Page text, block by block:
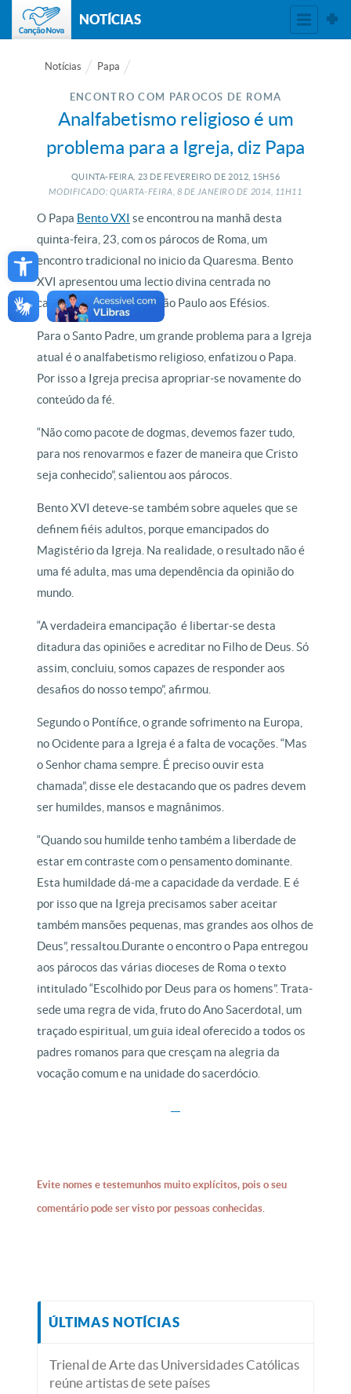
Open toolbar
NOTÍCIAS
Notícias Papa
ENCONTRO COM PÁROCOS DE ROMA
Analfabetismo religioso é um
problema para a Igreja, diz Papa
QUINTA-FEIRA, 23 DE FEVEREIRO DE 2012, 15H56
MODIFICADO: QUARTA-FEIRA, 8 DEJANEIRO DE 2014, 11H11
O Papa Bento VXI se encontrou na manhã desta
quinta-feira, 23, com os párocos de Roma, um
encontro tradicional no inicio da Quaresma. Bento
XVI apresentou uma lectio divina centrada no
capitulo IV da Carta de São Paulo aos Efésios.
Para o Santo Padre, um grande problema para a Igreja
atual é o analfabetismo religioso, enfatizou o Papa.
Por isso a Igreja precisa apropriar-se novamente do
conteúdo da fé.
“Não como pacote de dogmas, devemos fazer tudo,
para nos renovarmos e fazer de maneira que Cristo
seja conhecido”, salientou aos párocos.
Bento XVI deteve-se também sobre aqueles que se
definem fiéis adultos, porque emancipados do
Magistério da Igreja. Na realidade, o resultado não é
uma fé adulta, mas uma dependência da opinião do
mundo.
“A verdadeira emancipação é libertar-se desta
ditadura das opiniões e acreditar no Filho de Deus. Só
assim, concluiu, somos capazes de responder aos
desafios do nosso tempo”, afirmou.
Segundo o Pontífice, o grande sofrimento na Europa,
no Ocidente para a Igreja é a falta de vocações. “Mas
o Senhor chama sempre. É preciso ouvir esta
chamada”, disse ele destacando que os padres devem
ser humildes, mansos e magnânimos.
“Quando sou humilde tenho também a liberdade de
estar em contraste com o pensamento dominante.
Esta humildade dá-me a capacidade da verdade. E é
por isso que na Igreja precisamos saber aceitar
também mansões pequenas, mas grandes aos olhos de
Deus”, ressaltou.Durante o encontro o Papa entregou
aos párocos das várias dioceses de Roma o texto
intitulado “Escolhido por Deus para os homens”. Trata-
sede uma regra de vida, fruto do Ano Sacerdotal, um
traçado espiritual, um guia ideal oferecido a todos os
padres romanos para que cresçam na alegria da
vocação comum e na unidade do sacerdócio.
Evite nomes e testemunhos muito explícitos, pois o seu
comentário pode ser visto por pessoas conhecidas.
ÚLTIMAS NOTÍCIAS
Trienal de Arte das Universidades Católicas
reúne artistas de sete países